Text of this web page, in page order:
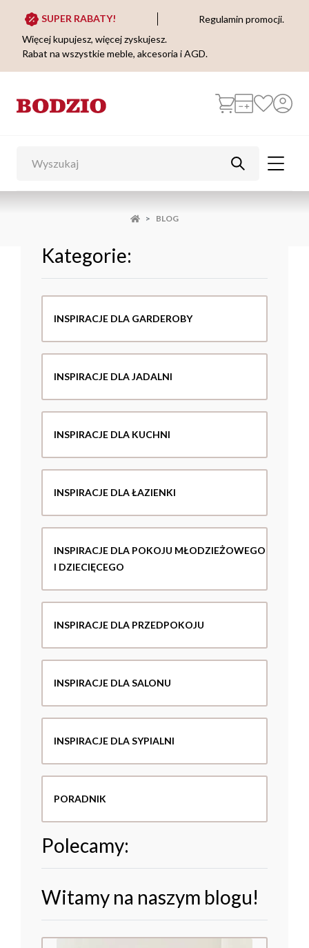
SUPER RABATY!
Regulamin promocji.
Więcej kupujesz, więcej zyskujesz.
Rabat na wszystkie meble, akcesoria i AGD.
BLOG
Witamy na naszym blogu!
Kategorie:
INSPIRACJE DLA GARDEROBY
INSPIRACJE DLA JADALNI
INSPIRACJE DLA KUCHNI
INSPIRACJE DLA ŁAZIENKI
INSPIRACJE DLA POKOJU MŁODZIEŻOWEGO
I DZIECIĘCEGO
INSPIRACJE DLA PRZEDPOKOJU
INSPIRACJE DLA SALONU
INSPIRACJE DLA SYPIALNI
PORADNIK
Polecamy: